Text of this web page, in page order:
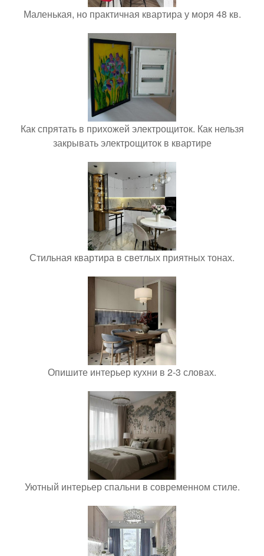
Маленькая, но практичная квартира у моря 48 кв.
Как спрятать в прихожей электрощиток. Как нельзя
закрывать электрощиток в квартире
Стильная квартира в светлых приятных тонах.
Опишите интерьер кухни в 2-3 словах.
Уютный интерьер спальни в современном стиле.